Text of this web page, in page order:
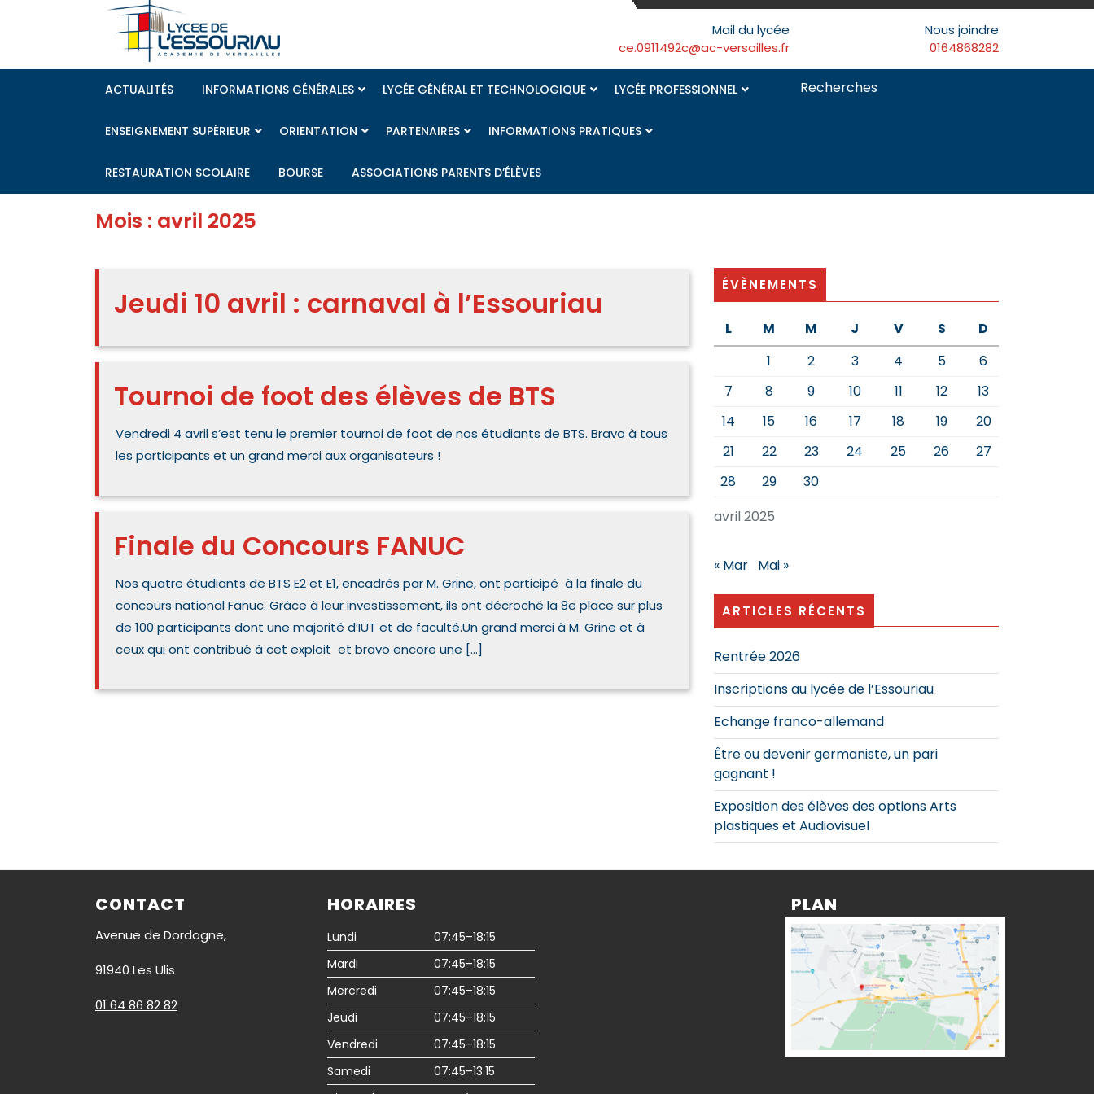
Mail du lycée
ce.0911492c@ac-versailles.fr
Nous joindre
0164868282
ACTUALITÉS INFORMATIONS GÉNÉRALES LYCÉE GÉNÉRAL ET TECHNOLOGIQUE LYCÉE PROFESSIONNEL
ENSEIGNEMENT SUPÉRIEUR ORIENTATION PARTENAIRES INFORMATIONS PRATIQUES
RESTAURATION SCOLAIRE BOURSE ASSOCIATIONS PARENTS D’ÉLÈVES
Search
for:
Mois : avril 2025
Jeudi 10 avril : carnaval à l’Essouriau
Tournoi de foot des élèves de BTS
Vendredi 4 avril s’est tenu le premier tournoi de foot de nos étudiants de BTS. Bravo à tous
les participants et un grand merci aux organisateurs !
Finale du Concours FANUC
Nos quatre étudiants de BTS E2 et E1, encadrés par M. Grine, ont participé à la finale du
concours national Fanuc. Grâce à leur investissement, ils ont décroché la 8e place sur plus
de 100 participants dont une majorité d’IUT et de faculté.Un grand merci à M. Grine et à
ceux qui ont contribué à cet exploit et bravo encore une […]
ÉVÈNEMENTS
avril 2025
L M M J V S
D
1
2 3 4 5
6
7
8 9 10 11 12
13
14
15 16 17 18 19
20
21
22 23 24 25 26
27
28
29 30
« Mar Mai »
ARTICLES RÉCENTS
Rentrée 2026
Inscriptions au lycée de l’Essouriau
Echange franco-allemand
Être ou devenir germaniste, un pari
gagnant !
Exposition des élèves des options Arts
plastiques et Audiovisuel
CONTACT
Avenue de Dordogne,
91940 Les Ulis
01 64 86 82 82
HORAIRES
Lundi
07:45–18:15
Mardi
07:45–18:15
Mercredi
07:45–18:15
Jeudi
07:45–18:15
Vendredi
07:45–18:15
Samedi
07:45–13:15
PLAN